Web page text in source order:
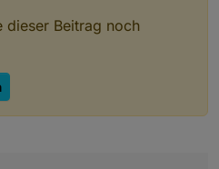
dieser Beitrag noch